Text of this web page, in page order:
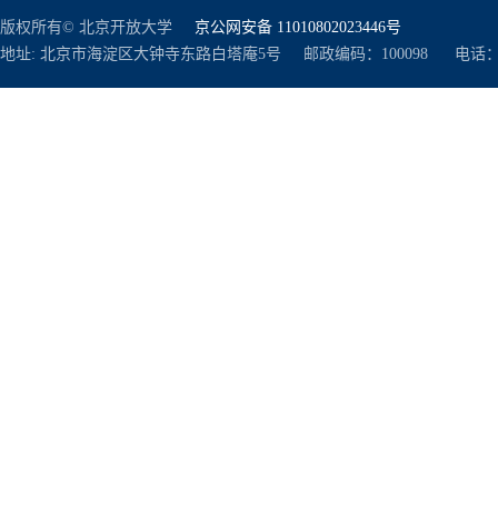
版权所有© 北京开放大学
京公网安备 11010802023446号
地址: 北京市海淀区大钟寺东路白塔庵5号 邮政编码：100098 电话